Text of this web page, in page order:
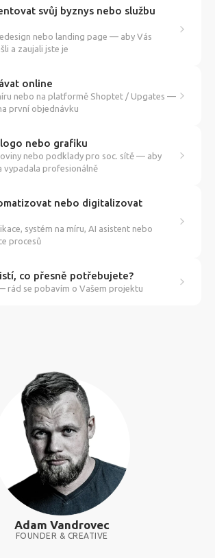
svůj byznys nebo službu
nebo landing page — aby Vás
a zaujali jste je
online
nebo na platformě Shoptet / Upgates —
první objednávku
nebo grafiku
nebo podklady pro soc. sítě — aby
vypadala profesionálně
nebo digitalizovat
systém na míru, AI asistent nebo
procesů
co přesně potřebujete?
rád se pobavím o Vašem projektu
Adam Vandrovec
FOUNDER & CREATIVE